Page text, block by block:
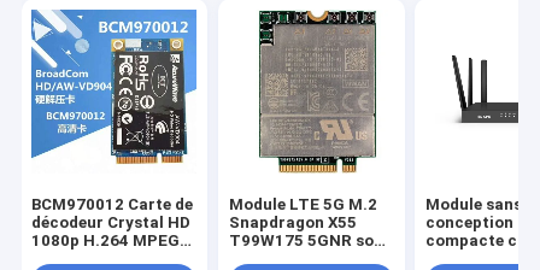
BCM970012 Carte de
décodeur Crystal HD
1080p H.264 MPEG2
Module LTE 5G M.2
Snapdragon X55
T99W175 5GNR sous
Module sans
conception
compacte